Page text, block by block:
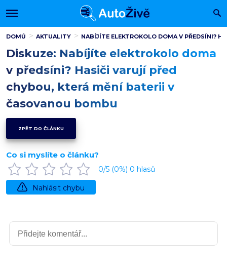
DOMŮ AKTUALITY NABÍJÍTE ELEKTROKOLO DOMA V PŘEDSÍNI?
Diskuze: Nabíjíte elektrokolo doma
v předsíni? Hasiči varují před
chybou, která mění baterii v
časovanou bombu
ZPĚT DO ČLÁNKU
Co si myslíte o článku?
0/5 (0%) 0 hlasů
Nahlásit chybu